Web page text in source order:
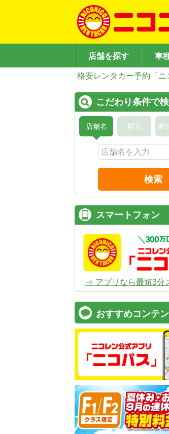
店舗を探す 車
格安レンタカー予約「ニ
こだわり条件で
店舗名 駅名 新
検索
スマートフォン
⇒ アプリなら最短3分
おすすめコンテ